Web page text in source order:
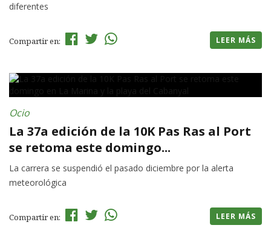
diferentes
Compartir en: LEER MÁS
Ocio
La 37a edición de la 10K Pas Ras al Port
se retoma este domingo...
La carrera se suspendió el pasado diciembre por la alerta
meteorológica
Compartir en: LEER MÁS